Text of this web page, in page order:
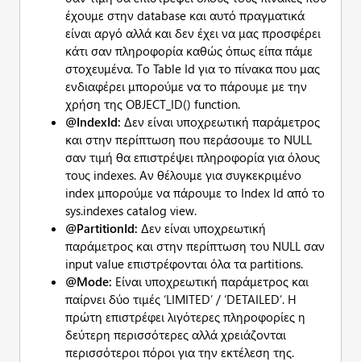
έχουμε στην database και αυτό πραγματικά
είναι αργό αλλά και δεν έχει να μας προσφέρει
κάτι σαν πληροφορία καθώς όπως είπα πάμε
στοχευμένα. Το Table Id για το πίνακα που μας
ενδιαφέρει μπορούμε να το πάρουμε με την
χρήση της OBJECT_ID() function.
@IndexId: Δεν είναι υποχρεωτική παράμετρος
και στην περίπτωση που περάσουμε το NULL
σαν τιμή θα επιστρέψει πληροφορία για όλους
τους indexes. Αν θέλουμε για συγκεκριμένο
index μπορούμε να πάρουμε το Index Id από το
sys.indexes catalog view.
@PartitionId: Δεν είναι υποχρεωτική
παράμετρος και στην περίπτωση του NULL σαν
input value επιστρέφονται όλα τα partitions.
@Mode: Είναι υποχρεωτική παράμετρος και
παίρνει δύο τιμές ‘LIMITED’ / ‘DETAILED’. Η
πρώτη επιστρέφει λιγότερες πληροφορίες η
δεύτερη περισσότερες αλλά χρειάζονται
περισσότεροι πόροι για την εκτέλεση της.